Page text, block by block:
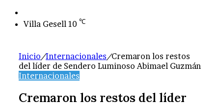
skin
Villa Gesell 10 ℃
Inicio/Internacionales/Cremaron los restos
del líder de Sendero Luminoso Abimael Guzmán
Internacionales
Cremaron los restos del líder